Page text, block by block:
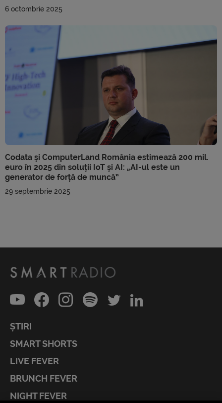
6 octombrie 2025
Codata și ComputerLand România estimează 200 mil.
euro în 2025 din soluții IoT și AI: „AI-ul este un
generator de forță de muncă”
29 septembrie 2025
ȘTIRI
SMART SHORTS
LIVE FEVER
BRUNCH FEVER
NIGHT FEVER